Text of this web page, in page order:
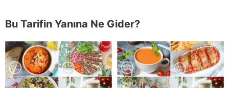
Bu Tarifin Yanına Ne Gider?